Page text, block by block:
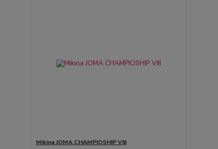
Mikina JOMA CHAMPIOSHIP VIII